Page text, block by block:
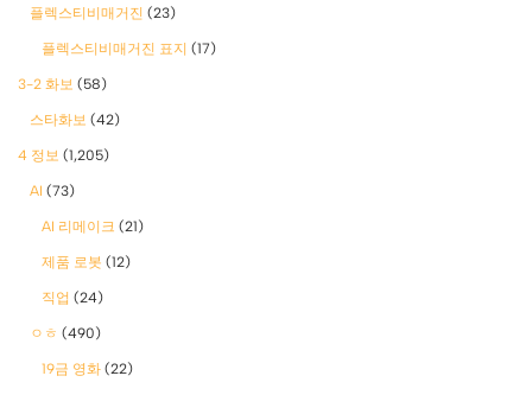
플렉스티비매거진 (23)
플렉스티비매거진 표지 (17)
3-2 화보 (58)
스타화보 (42)
4 정보 (1,205)
AI (73)
AI 리메이크 (21)
제품 로봇 (12)
직업 (24)
ㅇㅎ (490)
19금 영화 (22)